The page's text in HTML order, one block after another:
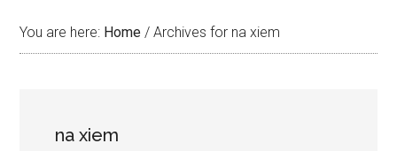
You are here: Home / Archives for na xiem
na xiem